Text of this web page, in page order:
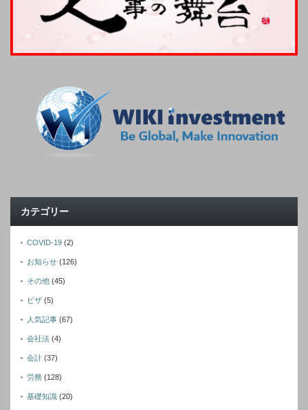
カテゴリー
COVID-19 (2)
お知らせ (126)
その他 (45)
ビザ (5)
人気記事 (67)
会社法 (4)
会計 (37)
労務 (128)
基礎知識 (20)